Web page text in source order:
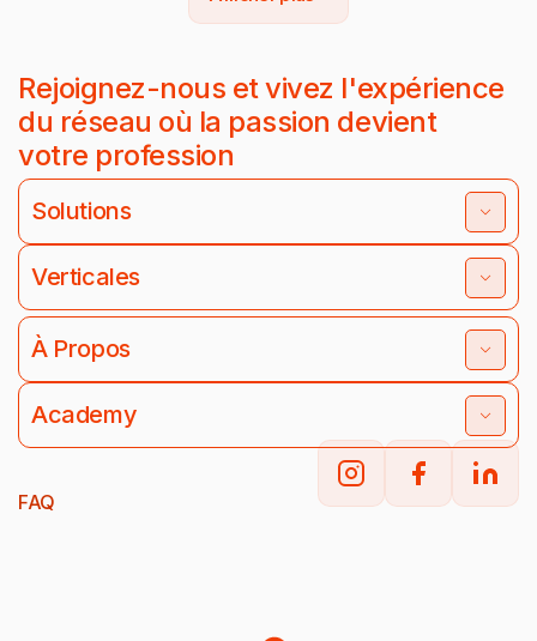
Rejoignez-nous et vivez l'expérience
du réseau où la passion devient
votre profession
Solutions
Verticales
À Propos
Academy
FAQ